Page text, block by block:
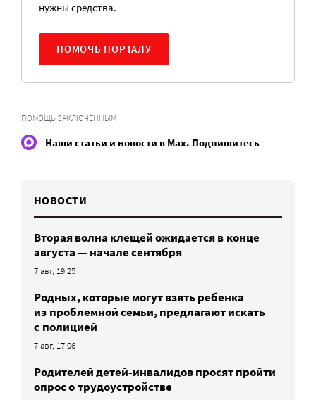
нужны средства.
ПОМОЧЬ ПОРТАЛУ
ПОМОЩЬ ЗАКЛЮЧЕННЫМ
Наши статьи и новости в Max. Подпишитесь
НОВОСТИ
Вторая волна клещей ожидается в конце
августа — начале сентября
7 авг, 19:25
Родных, которые могут взять ребенка
из проблемной семьи, предлагают искать
с полицией
7 авг, 17:06
Родителей детей-инвалидов просят пройти
опрос о трудоустройстве